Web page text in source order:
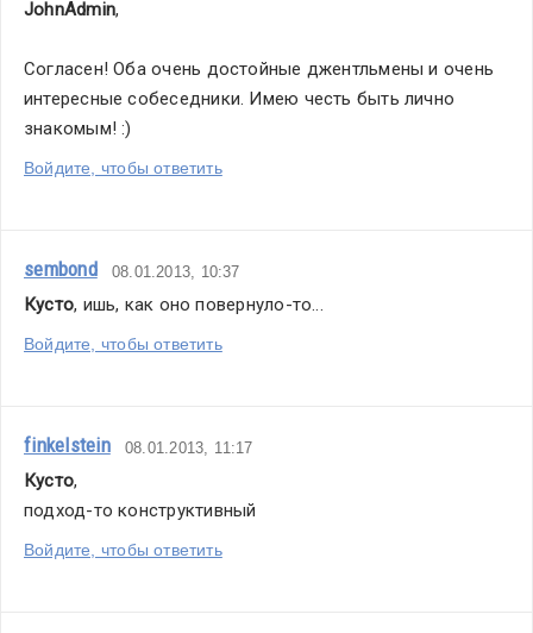
JohnAdmin,
Согласен! Оба очень достойные джентльмены и очень
интересные собеседники. Имею честь быть лично
знакомым! :)
Войдите, чтобы ответить
sembond 08.01.2013, 10:37
Кусто, ишь, как оно повернуло-то...
Войдите, чтобы ответить
finkelstein 08.01.2013, 11:17
Кусто,
подход-то конструктивный
Войдите, чтобы ответить